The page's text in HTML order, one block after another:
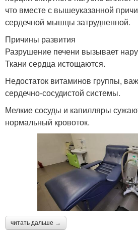
что вместе с вышеуказанной
сердечной мышцы затрудненной.
Причины развития
Разрушение печени вызывает
Ткани сердца истощаются.
Недостаток витаминов группы,
сердечно-сосудистой системы.
Мелкие сосуды и капилляры
нормальный кровоток.
читать дальше →